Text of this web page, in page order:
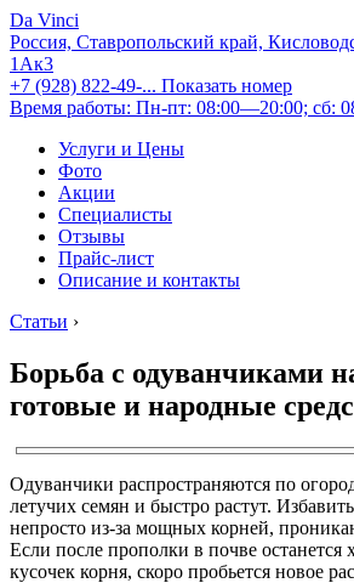
Da Vinci
Россия, Ставропольский край,
1Ак3
+7 (928) 822-49-... Показать номер
Время работы: Пн-пт: 08:00—20:00; сб:
Услуги и Цены
Фото
Акции
Специалисты
Отзывы
Прайс-лист
Описание и контакты
Статьи ›
Борьба с одуванчиками
готовые и народные
Одуванчики распространяются по
летучих семян и быстро растут.
непросто из-за мощных корней,
Если после прополки в почве останется
кусочек корня, скоро пробьется новое